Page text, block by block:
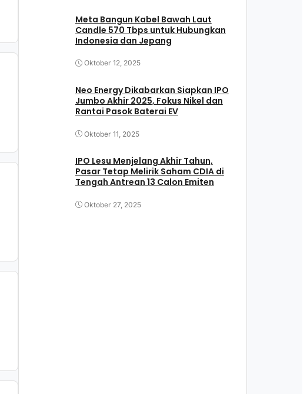
Meta Bangun Kabel Bawah Laut
Candle 570 Tbps untuk Hubungkan
Indonesia dan Jepang
Oktober 12, 2025
Neo Energy Dikabarkan Siapkan IPO
Jumbo Akhir 2025, Fokus Nikel dan
Rantai Pasok Baterai EV
Oktober 11, 2025
IPO Lesu Menjelang Akhir Tahun,
Pasar Tetap Melirik Saham CDIA di
Tengah Antrean 13 Calon Emiten
Oktober 27, 2025